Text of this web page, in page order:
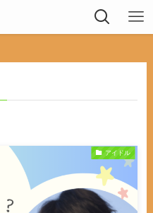
アイドル